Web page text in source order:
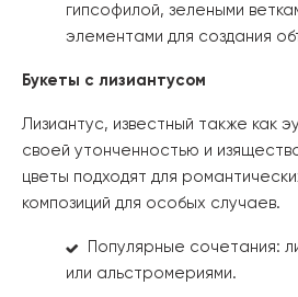
гипсофилой, зелеными
элементами для создания
Букеты с лизиантусом
Лизиантус, известный также как
своей утонченностью и
цветы подходят для
композиций для особых случаев.
Популярные сочетания:
или альстромериями.